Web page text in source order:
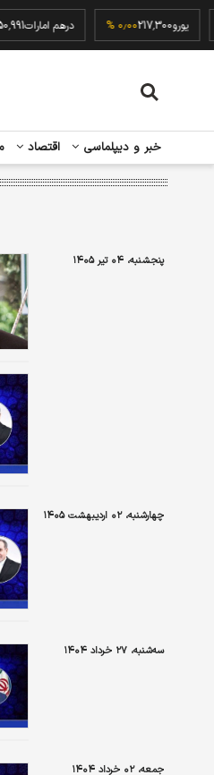
یورو217,300۰٫۰۰ % درهم
خبر و دیپلماسی اقتصاد
پنجشنبه، ۰۴ تیر ۱۴۰۵
چهارشنبه، ۰۲ اردیبهشت ۱۴۰۵
سه‌شنبه، ۲۷ خرداد ۱۴۰۴
جمعه، ۰۲ خرداد ۱۴۰۴